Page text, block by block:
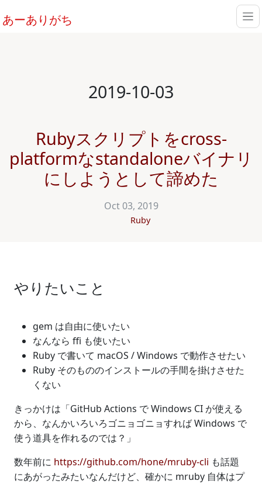
あーありがち
2019-10-03
Rubyスクリプトをcross-
platformなstandaloneバイナリ
にしようとして諦めた
Oct 03, 2019
Ruby
やりたいこと
gem は自由に使いたい
なんなら ffi も使いたい
Ruby で書いて macOS / Windows で動作させたい
Ruby そのもののインストールの手間を掛けさせた
くない
きっかけは「GitHub Actions で Windows CI が使える
から、なんかいろいろゴニョゴニョすれば Windows で
使う道具を作れるのでは？」
数年前に https://github.com/hone/mruby-cli も話題
にあがったみたいなんだけど、確かに mruby 自体はプ